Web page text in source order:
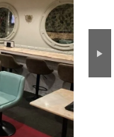
Next